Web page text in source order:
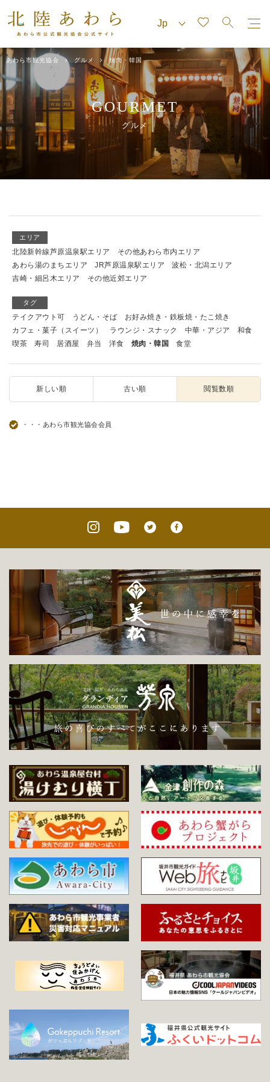
あわら市観光協会 グルメ 焼肉・韓国
GOURMET
グルメ
エリア
北陸新幹線芦原温泉駅エリア
その他あわら市内エリア
あわら湯のまちエリア
JR芦原温泉駅エリア
波松・北潟エリア
吉崎・細呂木エリア
その他近郊エリア
タグ
テイクアウト可 うどん・そば
お好み焼き・鉄板焼・たこ焼き
カフェ・菓子（スイーツ）
ラウンジ・スナック 中華・アジア
和食
喫茶
寿司 居酒屋 弁当 洋食 焼肉・韓国 食堂
新しい順 古い順 閲覧数順
・・・あわら市観光協会会員